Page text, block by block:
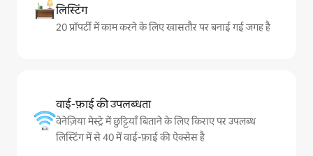
लिस्टिंग
20 प्रॉपर्टी में काम करने के लिए खासतौर पर बनाई गई जगह है
वाई-फ़ाई की उपलब्धता
वेनेज़िया मेस्ट्रे में छुट्टियाँ बिताने के लिए किराए पर उपलब्ध
लिस्टिंग में से 40 में वाई-फ़ाई की ऐक्सेस है